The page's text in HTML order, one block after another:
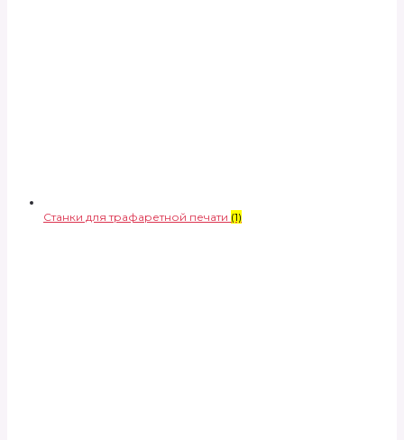
Станки для трафаретной печати (1)